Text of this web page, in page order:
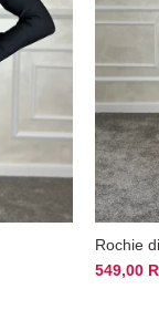
Rochie
549,00